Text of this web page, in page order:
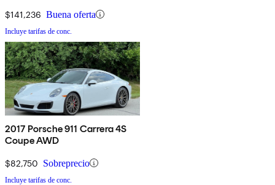
$141,236 Buena oferta
Incluye tarifas de conc.
2017 Porsche 911 Carrera 4S
Coupe AWD
$82,750 Sobreprecio
Incluye tarifas de conc.